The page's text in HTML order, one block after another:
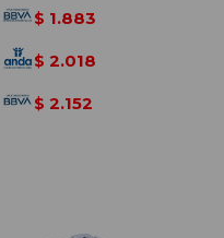
$ 1.883
$ 2.018
$ 2.152